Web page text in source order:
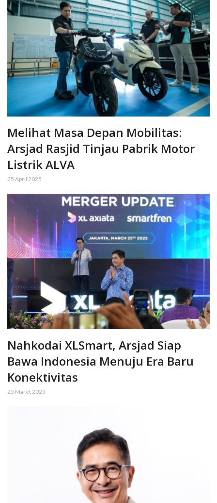
Melihat Masa Depan Mobilitas:
Arsjad Rasjid Tinjau Pabrik Motor
Listrik ALVA
25 April 2025
Nahkodai XLSmart, Arsjad Siap
Bawa Indonesia Menuju Era Baru
Konektivitas
25 Maret 2025